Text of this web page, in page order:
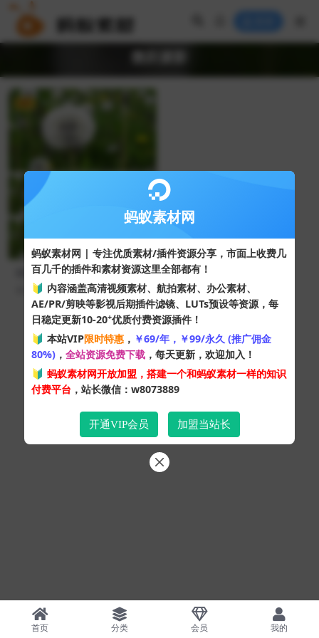
植物微距摄影作品春季田野里
蒲公英的种子随风飞散
49 10
Copyright © 2024蚂蚁素材网- 版权所有 All rights reserved.
粤ICP备19095528号
XML网站地图HTML网站地图 百度地图
SQL：43
Pages：0.34418s
首页 分类 会员 我的
蚂蚁素材网
蚂蚁素材网 | 专注优质素材/插件资源分享，市面上收费几
百几千的插件和素材资源这里全部都有！
🔰 内容涵盖高清视频素材、航拍素材、办公素材、
AE/PR/剪映等影视后期插件滤镜、LUTs预设等资源，每
日稳定更新10-20+优质付费资源插件！
🔰 本站VIP限时特惠 ， ￥69/年，￥99/永久 (推广佣金
80%) ， 全站资源免费下载 ，每天更新，欢迎加入！
🔰 蚂蚁素材网开放加盟，搭建一个和蚂蚁素材一样的知识
付费平台 ，站长微信：w8073889
开通VIP会员 加盟当站长